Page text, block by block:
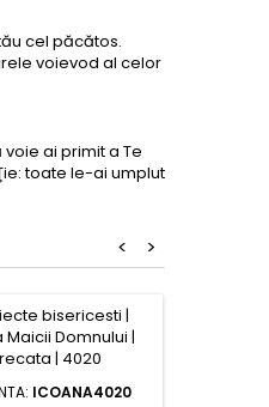
cel păcătos.
voievod al celor
ai primit a Te
toate le-ai umplut
>
<
ICOANA4020